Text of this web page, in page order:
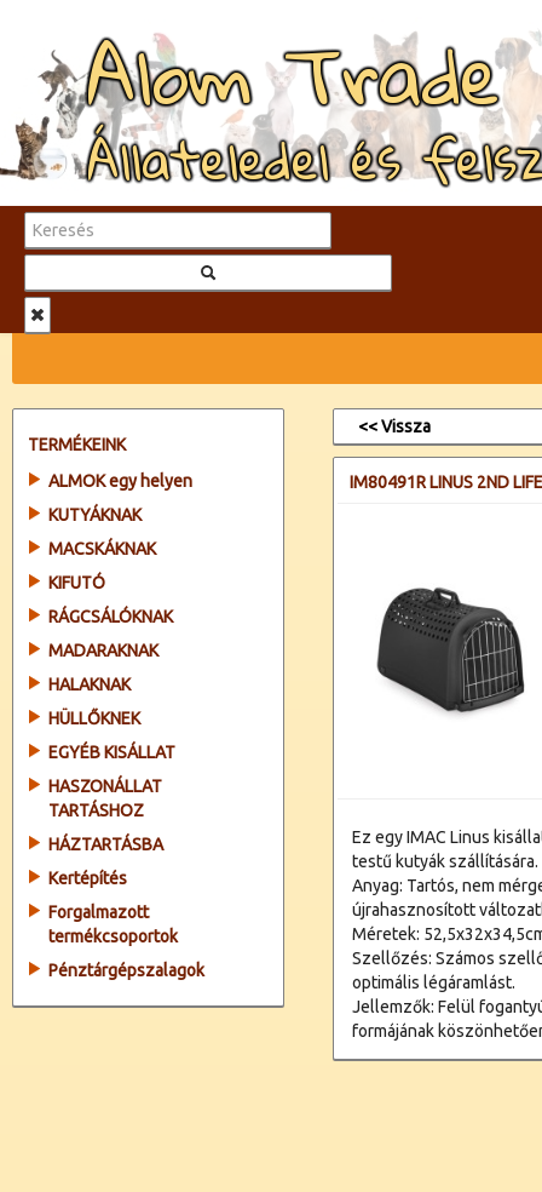
Alom Trade
Állateledel és
TERMÉKEINK
ALMOK egy helyen
KUTYÁKNAK
MACSKÁKNAK
KIFUTÓ
RÁGCSÁLÓKNAK
MADARAKNAK
HALAKNAK
HÜLLŐKNEK
EGYÉB KISÁLLAT
HASZONÁLLAT
TARTÁSHOZ
HÁZTARTÁSBA
Kertépítés
Forgalmazott
termékcsoportok
Pénztárgépszalagok
<< Vissza
IM80491R LINUS 2ND
Ez egy IMAC Linus
testű kutyák szállítására.
Anyag: Tartós, nem
újrahasznosított
Méretek:
Szellőzés: Számos
optimális légáramlást.
Jellemzők: Felül
formájának